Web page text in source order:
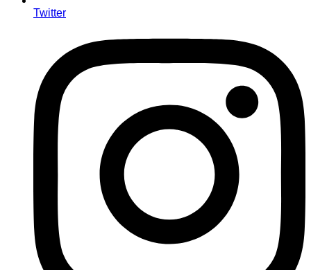
Twitter